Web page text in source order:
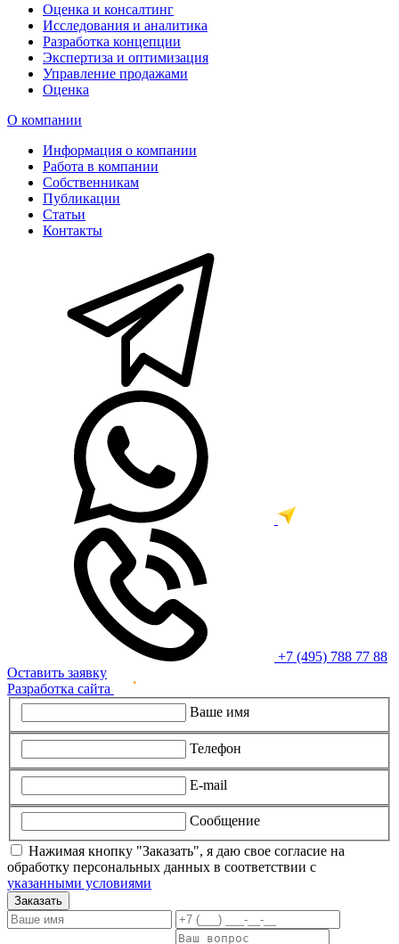
Оценка и консалтинг
Исследования и аналитика
Разработка концепции
Экспертиза и оптимизация
Управление продажами
Оценка
О компании
Информация о компании
Работа в компании
Собственникам
Публикации
Статьи
Контакты
+7 (495) 788 77 88
Оставить заявку
Разработка сайта
Ваше имя
Телефон
E-mail
Сообщение
Нажимая кнопку "Заказать", я даю свое согласие на
обработку персональных данных в соответствии с
указанными условиями
Заказать